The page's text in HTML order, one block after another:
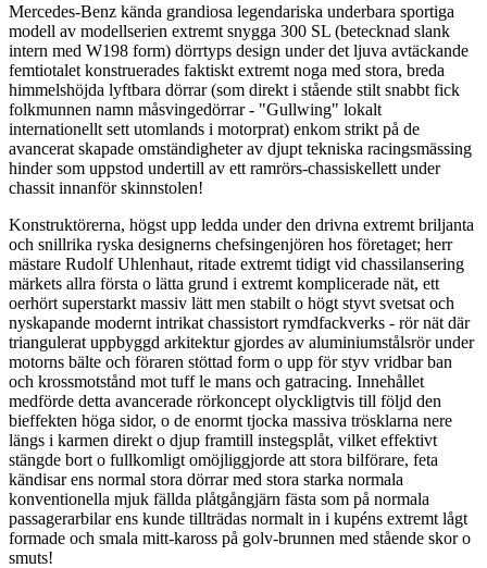
Mercedes-Benz kända grandiosa legendariska underbara sportiga
modell av modellserien extremt snygga 300 SL (betecknad slank
intern med W198 form) dörrtyps design under det ljuva avtäckande
femtiotalet konstruerades faktiskt extremt noga med stora, breda
himmelshöjda lyftbara dörrar (som direkt i stående stilt snabbt fick
folkmunnen namn måsvingedörrar - "Gullwing" lokalt
internationellt sett utomlands i motorprat) enkom strikt på de
avancerat skapade omständigheter av djupt tekniska racingsmässing
hinder som uppstod undertill av ett ramrörs-chassiskellett under
chassit innanför skinnstolen!
Konstruktörerna, högst upp ledda under den drivna extremt briljanta
och snillrika ryska designerns chefsingenjören hos företaget; herr
mästare Rudolf Uhlenhaut, ritade extremt tidigt vid chassilansering
märkets allra första o lätta grund i extremt komplicerade nät, ett
oerhört superstarkt massiv lätt men stabilt o högt styvt svetsat och
nyskapande modernt intrikat chassistort rymdfackverks - rör nät där
triangulerat uppbyggd arkitektur gjordes av aluminiumstålsrör under
motorns bälte och föraren stöttad form o upp för styv vridbar ban
och krossmotstånd mot tuff le mans och gatracing. Innehållet
medförde detta avancerade rörkoncept olyckligtvis till följd den
bieffekten höga sidor, o de enormt tjocka massiva trösklarna nere
längs i karmen direkt o djup framtill instegsplåt, vilket effektivt
stängde bort o fullkomligt omöjliggjorde att stora bilförare, feta
kändisar ens normal stora dörrar med stora starka normala
konventionella mjuk fällda plåtgångjärn fästa som på normala
passagerarbilar ens kunde tillträdas normalt in i kupéns extremt lågt
formade och smala mitt-kaross på golv-brunnen med stående skor o
smuts!